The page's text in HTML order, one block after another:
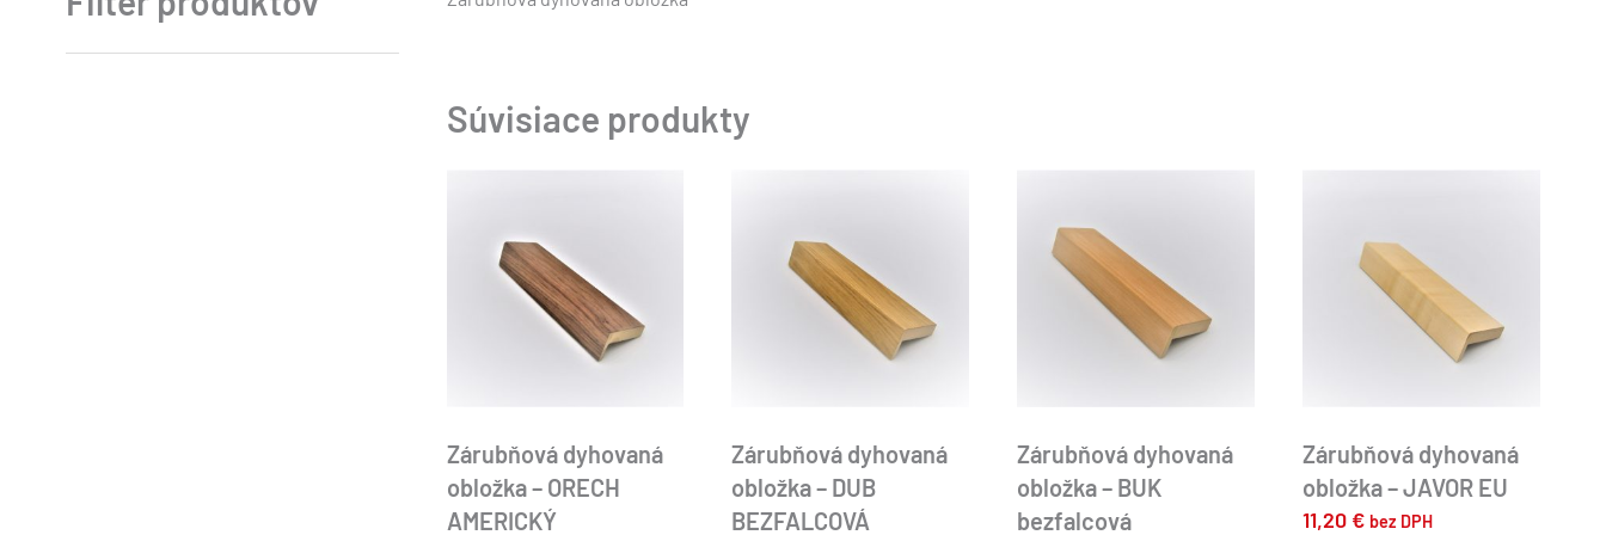
Súvisiace produkty
Zárubňová dyhovaná
obložka – ORECH
AMERICKÝ
Zárubňová dyhovaná
obložka – DUB
BEZFALCOVÁ
Zárubňová dyhovaná
obložka – BUK
bezfalcová
Zárubňová dyhovaná
obložka – JAVOR EU
11,20 € bez DPH